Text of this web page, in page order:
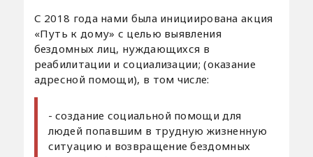
С 2018 года нами была инициирована акция
«Путь к дому» с целью выявления
бездомных лиц, нуждающихся в
реабилитации и социализации; (оказание
адресной помощи), в том числе:
- создание социальной помощи для
людей попавшим в трудную жизненную
ситуацию и возвращение бездомных